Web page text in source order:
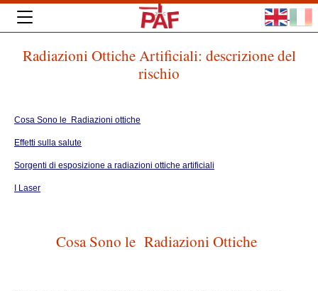
Radiazioni Ottiche Artificiali: descrizione del
rischio
Cosa Sono le Radiazioni ottiche
Effetti sulla salute
Sorgenti di esposizione a radiazioni ottiche artificiali
I Laser
Cosa Sono le Radiazioni Ottiche